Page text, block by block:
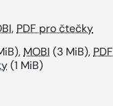
, PDF pro čtečky
MOBI (3 MiB), PDF
(1 MiB)